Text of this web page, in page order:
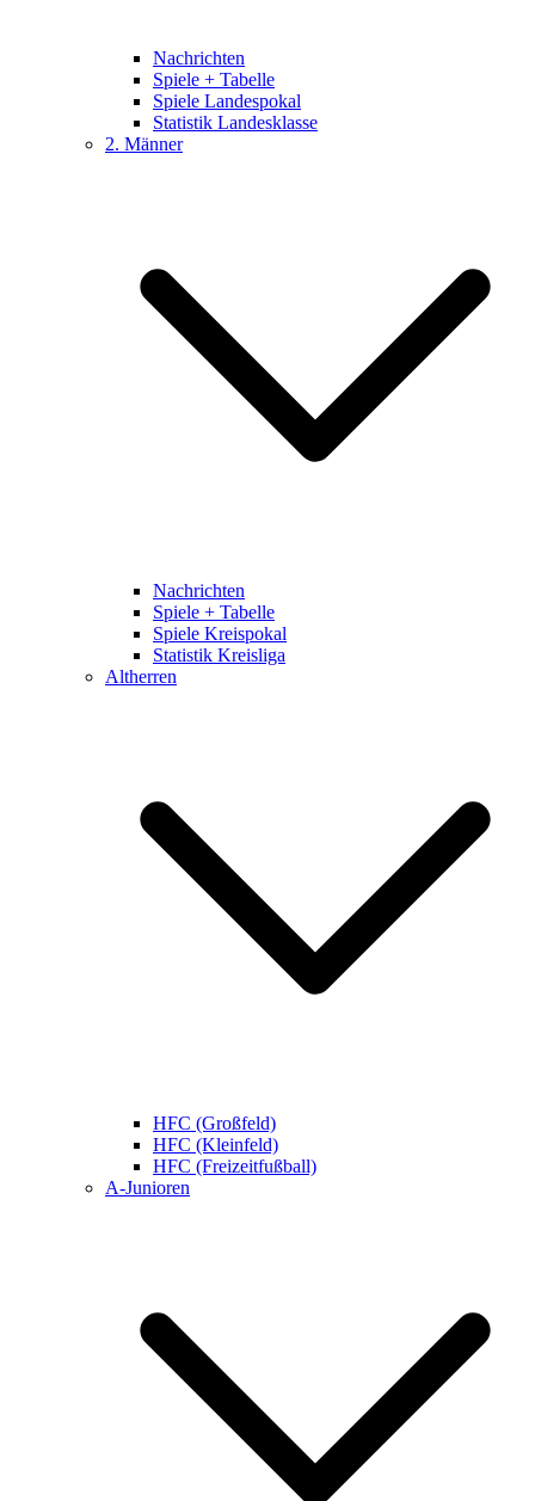
Nachrichten
Spiele + Tabelle
Spiele Landespokal
Statistik Landesklasse
2. Männer
Nachrichten
Spiele + Tabelle
Spiele Kreispokal
Statistik Kreisliga
Altherren
HFC (Großfeld)
HFC (Kleinfeld)
HFC (Freizeitfußball)
A-Junioren